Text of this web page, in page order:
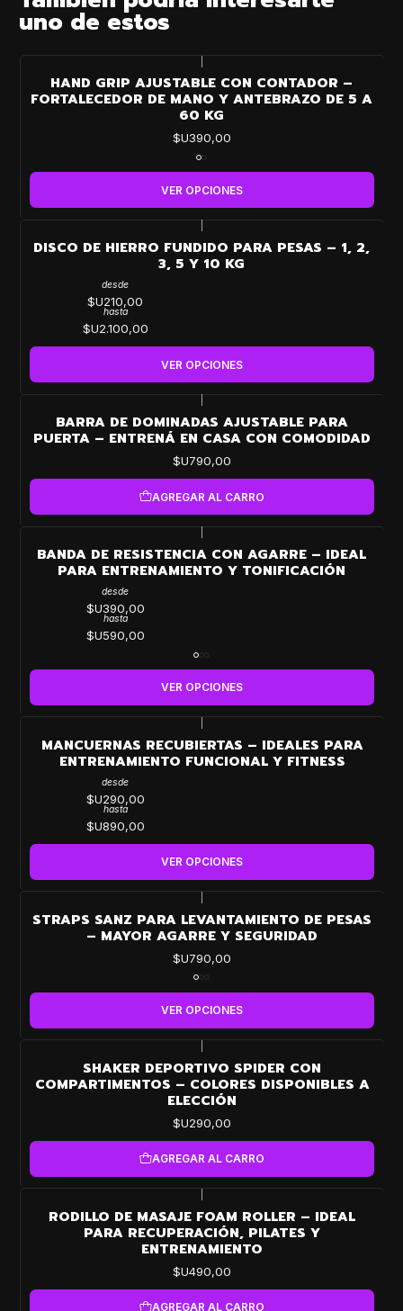
uno de estos
HAND GRIP AJUSTABLE CON CONTADOR –
FORTALECEDOR DE MANO Y ANTEBRAZO DE 5 A
60 KG
$U390,00
VER OPCIONES
DISCO DE HIERRO FUNDIDO PARA PESAS – 1, 2,
3, 5 Y 10 KG
desde
$U210,00
hasta
$U2.100,00
VER OPCIONES
BARRA DE DOMINADAS AJUSTABLE PARA
PUERTA – ENTRENÁ EN CASA CON COMODIDAD
$U790,00
AGREGAR AL CARRO
BANDA DE RESISTENCIA CON AGARRE – IDEAL
PARA ENTRENAMIENTO Y TONIFICACIÓN
desde
$U390,00
hasta
$U590,00
VER OPCIONES
MANCUERNAS RECUBIERTAS – IDEALES PARA
ENTRENAMIENTO FUNCIONAL Y FITNESS
desde
$U290,00
hasta
$U890,00
VER OPCIONES
STRAPS SANZ PARA LEVANTAMIENTO DE PESAS
– MAYOR AGARRE Y SEGURIDAD
$U790,00
VER OPCIONES
SHAKER DEPORTIVO SPIDER CON
COMPARTIMENTOS – COLORES DISPONIBLES A
ELECCIÓN
$U290,00
AGREGAR AL CARRO
RODILLO DE MASAJE FOAM ROLLER – IDEAL
PARA RECUPERACIÓN, PILATES Y
ENTRENAMIENTO
$U490,00
AGREGAR AL CARRO